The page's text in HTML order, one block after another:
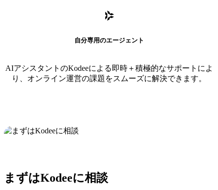
自分専用のエージェント
AIアシスタントのKodeeによる即時＋積極的なサポートによ
り、オンライン運営の課題をスムーズに解決できます。
まずはKodeeに相談